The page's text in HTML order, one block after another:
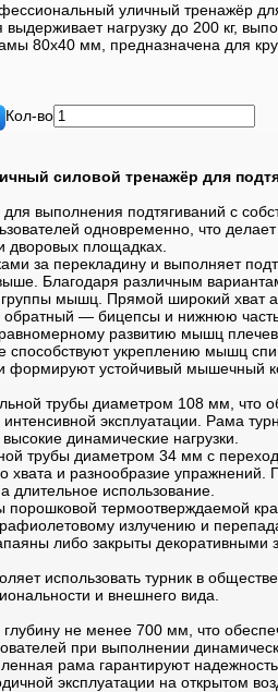
уличный тренажёр
нагрузку до 200 кг,
80х40 мм, предназначена для
Кол-во
силовой тренажёр для
выполнения подтягиваний с
одновременно, что
дворовых площадках.
за перекладину и выполняет
Благодаря различным
мышц. Прямой широкий хват
— бицепсы и нижнюю
развитию мышц
способствуют укреплению мышц
формируют устойчивый мышечный
трубы диаметром 108 мм, что
эксплуатации. Рама
динамические нагрузки.
трубы диаметром 34 мм с
хвата и разнообразие упражнений.
длительное использование.
термоотверждаемой
излучению и
либо закрыты декоративными
использовать турник в
и внешнего вида.
не менее 700 мм, что
при выполнении
рама гарантируют
эксплуатации на открытом